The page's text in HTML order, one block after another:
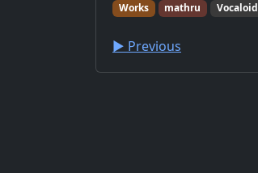
Works mathru Vocaloid
▶︎ Previous